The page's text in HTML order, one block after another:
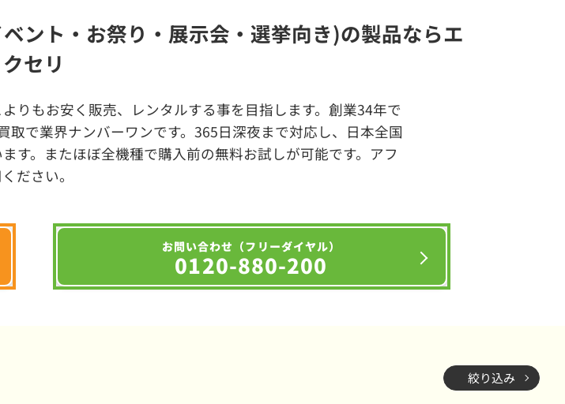
ント・お祭り・展示会・選挙向き)の製品ならエ
クセリ
りもお安く販売、レンタルする事を目指します。創業34年で
で業界ナンバーワンです。365日深夜まで対応し、日本全国
す。またほぼ全機種で購入前の無料お試しが可能です。アフ
ださい。
お問い合わせ（フリーダイヤル）
0120-880-200
絞り込み